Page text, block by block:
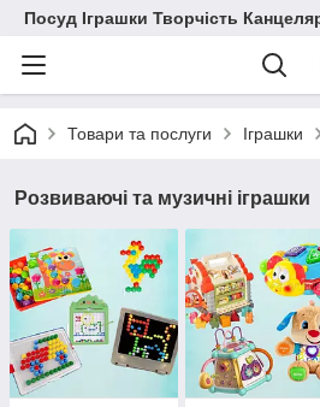
Посуд Іграшки Творчість
Товари та послуги Іграшки
Розвиваючі та музичні іграшки